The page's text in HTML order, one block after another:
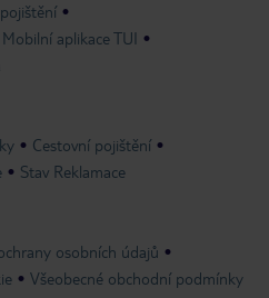
Mobilní aplikace TUI
Cestovní pojištění
Stav Reklamace
osobních údajů
Všeobecné obchodní podmínky